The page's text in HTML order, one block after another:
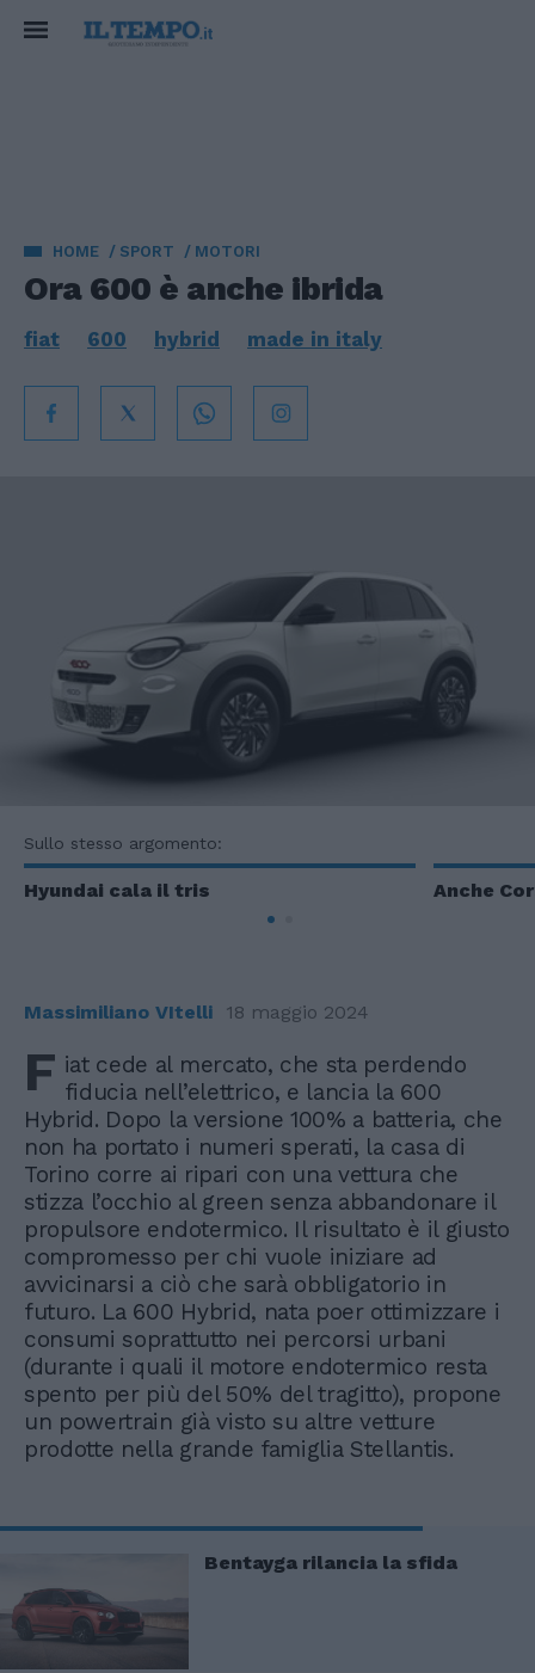
HOME SPORT MOTORI
Ora 600 è anche ibrida
fiat 600 hybrid made in italy
Sullo stesso argomento:
Hyundai cala il tris Anche
Massimiliano VItelli 18 maggio 2024
F iat cede al mercato, che sta perdendo
fiducia nell’elettrico, e lancia la 600
Hybrid. Dopo la versione 100% a batteria, che
non ha portato i numeri sperati, la casa di
Torino corre ai ripari con una vettura che
stizza l’occhio al green senza abbandonare il
propulsore endotermico. Il risultato è il giusto
compromesso per chi vuole iniziare ad
avvicinarsi a ciò che sarà obbligatorio in
futuro. La 600 Hybrid, nata poer ottimizzare i
consumi soprattutto nei percorsi urbani
(durante i quali il motore endotermico resta
spento per più del 50% del tragitto), propone
un powertrain già visto su altre vetture
prodotte nella grande famiglia Stellantis.
Bentayga rilancia la sfida